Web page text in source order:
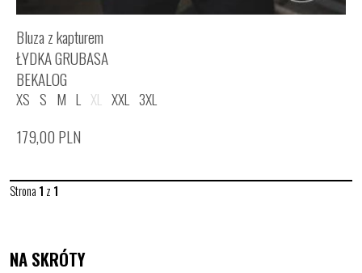
Bluza z kapturem
ŁYDKA GRUBASA
BEKALOG
XS S M L XL XXL 3XL
179,00 PLN
Strona 1 z 1
NA SKRÓTY